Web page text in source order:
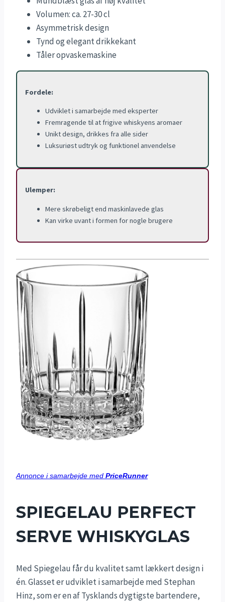
Volumen: ca. 27-30 cl
Asymmetrisk design
Tynd og elegant drikkekant
Tåler opvaskemaskine
Fordele:
Udviklet i samarbejde med eksperter
Fremragende til at frigive whiskyens aromaer
Unikt design, drikkes fra alle sider
Luksuriøst udtryk og funktionel anvendelse
Ulemper:
Mere skrøbeligt end maskinlavede glas
Kan virke uvant i formen for nogle brugere
Annonce i samarbejde med PriceRunner
SPIEGELAU PERFECT
SERVE WHISKYGLAS
Med Spiegelau får du kvalitet samt lækkert design i
én. Glasset er udviklet i samarbejde med Stephan
Hinz, som er en af Tysklands dygtigste bartendere,